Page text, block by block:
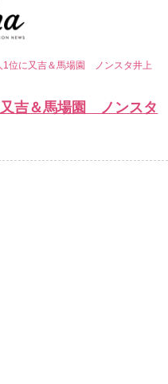
1位に又吉＆馬場園 ノンスタ井上
吉＆馬場園 ノンスタ